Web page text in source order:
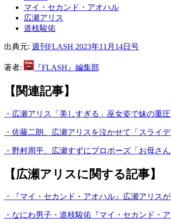
マイ・セカンド・アオハル
広瀬アリス
道枝駿佑
出典元: 週刊FLASH 2023年11月14日号
著者: 『FLASH』編集部
【関連記事】
・広瀬アリス「美しすぎる」巫女姿で妹の重
・佐藤二朗、広瀬アリスを泣かせて「スライデ
・野村周平、広瀬すずにプロポーズ「お母さ
【広瀬アリスに関する記事】
・『マイ・セカンド・アオハル』広瀬アリ
・なにわ男子・道枝駿佑『マイ・セカンド